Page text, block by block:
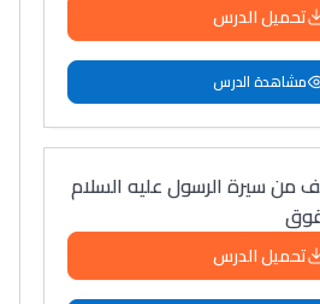
تحميل الدرس
مشاهدة الدرس
من سيرة الرسول عليه السلام
تحميل الدرس